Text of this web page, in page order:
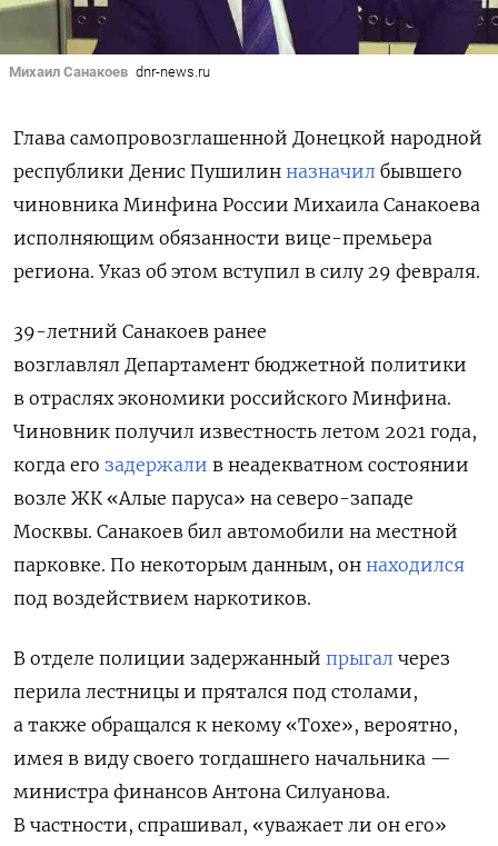
Михаил Санакоев dnr-news.ru
Глава самопровозглашенной Донецкой народной
республики Денис Пушилин назначил бывшего
чиновника Минфина России Михаила Санакоева
исполняющим обязанности вице-премьера
региона. Указ об этом вступил в силу 29 февраля.
39-летний Санакоев ранее
возглавлял Департамент бюджетной политики
в отраслях экономики российского Минфина.
Чиновник получил известность летом 2021 года,
когда его задержали в неадекватном состоянии
возле ЖК «Алые паруса» на северо-западе
Москвы. Санакоев бил автомобили на местной
парковке. По некоторым данным, он находился
под воздействием наркотиков.
В отделе полиции задержанный прыгал через
перила лестницы и прятался под столами,
а также обращался к некому «Тохе», вероятно,
имея в виду своего тогдашнего начальника —
министра финансов Антона Силуанова.
В частности, спрашивал, «уважает ли он его»